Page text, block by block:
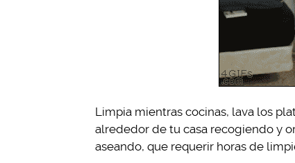
Limpia mientras cocinas, lava los
alrededor de tu casa recogiendo y
aseando, que requerir horas de